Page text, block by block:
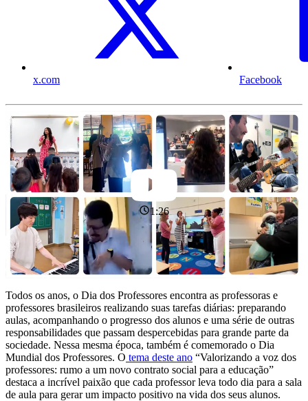
x.com Facebook
1:26
Todos os anos, o Dia dos Professores encontra as professoras e
professores brasileiros realizando suas tarefas diárias: preparando
aulas, acompanhando o progresso dos alunos e uma série de outras
responsabilidades que passam despercebidas para grande parte da
sociedade. Nessa mesma época, também é comemorado o Dia
Mundial dos Professores. O tema deste ano “Valorizando a voz dos
professores: rumo a um novo contrato social para a educação”
destaca a incrível paixão que cada professor leva todo dia para a sala
de aula para gerar um impacto positivo na vida dos seus alunos.